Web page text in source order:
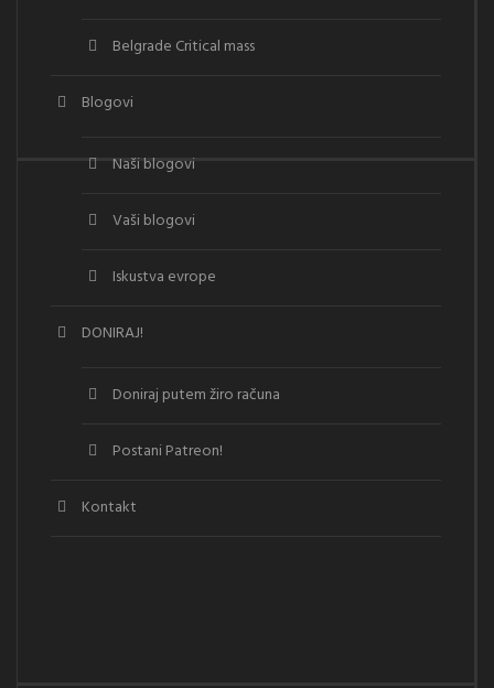
Belgrade Critical mass
Blogovi
Naši blogovi
Vaši blogovi
Iskustva evrope
DONIRAJ!
Doniraj putem žiro računa
Postani Patreon!
Kontakt